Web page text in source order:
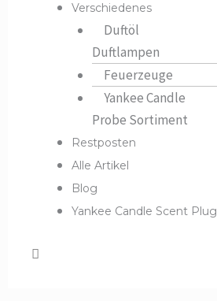
Verschiedenes
Duftöl
Duftlampen
Feuerzeuge
Yankee Candle
Probe Sortiment
Restposten
Alle Artikel
Blog
Yankee Candle Scent Plug